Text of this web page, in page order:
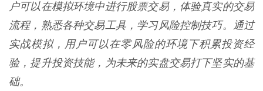
户可以在模拟环境中进行股票交易，体验真实的交易
流程，熟悉各种交易工具，学习风险控制技巧。通过
实战模拟，用户可以在零风险的环境下积累投资经
验，提升投资技能，为未来的实盘交易打下坚实的基
础。